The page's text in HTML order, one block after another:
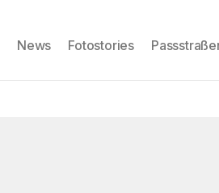
News Fotostories